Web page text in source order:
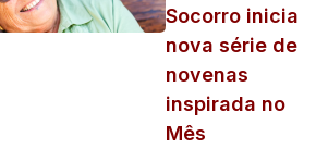
Socorro inicia
nova série de
novenas
inspirada no
Mês